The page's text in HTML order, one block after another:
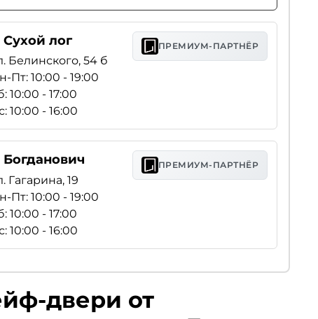
Сухой лог
Белинского, 54 б
Пт: 10:00 - 19:00
10:00 - 17:00
10:00 - 16:00
ПРЕМИУМ-ПАРТНЁР
Богданович
Гагарина, 19
Пт: 10:00 - 19:00
10:00 - 17:00
10:00 - 16:00
ПРЕМИУМ-ПАРТНЁР
двери от